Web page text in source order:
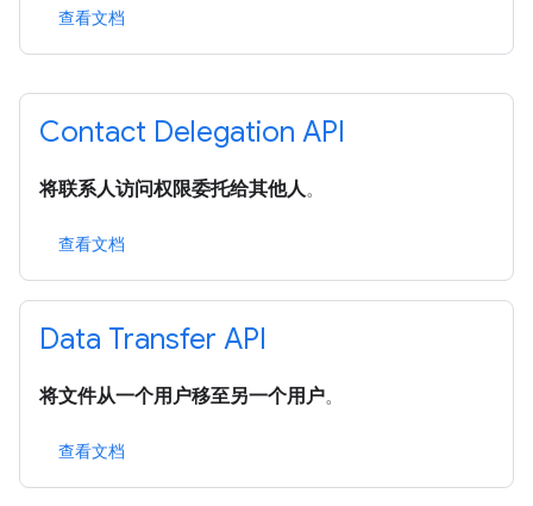
查看文档
Contact Delegation API
将联系人访问权限委托给其他人。
查看文档
Data Transfer API
将文件从一个用户移至另一个用户。
查看文档